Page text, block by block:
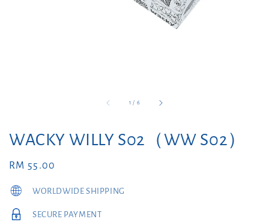
1 / 6
WACKY WILLY S02（WW S02）
Regular
RM 55.00
WORLDWIDE SHIPPING
SECURE PAYMENT